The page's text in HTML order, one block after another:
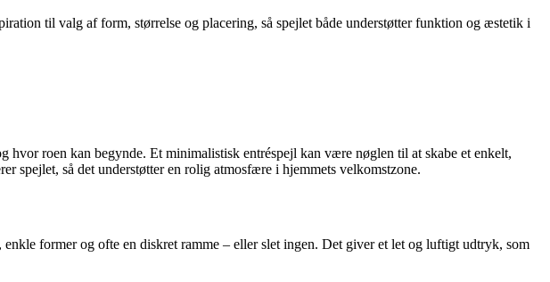
til valg af form, størrelse og placering, så spejlet både understøtter funktion og æstetik i
roen kan begynde. Et minimalistisk entréspejl kan være nøglen til at skabe et enkelt,
spejlet, så det understøtter en rolig atmosfære i hjemmets velkomstzone.
former og ofte en diskret ramme – eller slet ingen. Det giver et let og luftigt udtryk, som